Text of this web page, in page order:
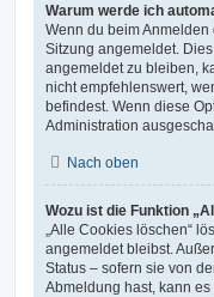
Warum werde ich
Wenn du beim
Sitzung angemeldet.
angemeldet zu bleiben,
nicht empfehlenswert,
befindest. Wenn diese
Administration
Nach oben
Wozu ist die Funktion
„Alle Cookies löschen“
angemeldet bleibst.
Status – sofern sie von
Abmeldung hast, kann